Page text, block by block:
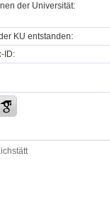
der Universität:
KU entstanden:
ID: